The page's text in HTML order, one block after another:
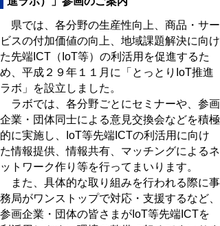
県では、各分野の生産性向上、商品・サー
ビスの付加価値の向上、地域課題解決に向け
た先端ICT（IoT等）の利活用を促進するた
め、平成２９年１１月に「とっとりIoT推進
ラボ」を設立しました。
ラボでは、各分野ごとにセミナーや、参画
企業・団体同士による意見交換会などを積極
的に実施し、IoT等先端ICTの利活用に向け
た情報提供、情報共有、マッチングによるネ
ットワーク作り等を行ってまいります。
また、具体的な取り組みを行われる際に事
務局がワンストップで対応・支援するなど、
参画企業・団体の皆さまがIoT等先端ICTを